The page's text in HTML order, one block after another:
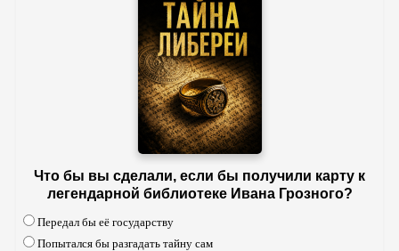
Что бы вы сделали, если бы получили карту к
легендарной библиотеке Ивана Грозного?
Передал бы её государству
Попытался бы разгадать тайну сам